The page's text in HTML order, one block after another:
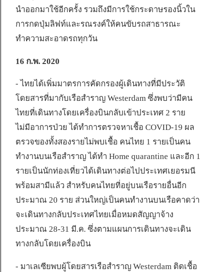
นำออกมาใช้อีกครั้ง รวมถึงมีการใช้กระดาษรองนิ้วใน
การกดปุ่มลิฟท์และรณรงค์ให้คนขับรถสาธารณะ
ทำความสะอาดรถทุกวัน
16 ก.พ. 2020
- ไทยได้เพิ่มมาตรการคัดกรองผู้เดินทางที่มีประวัติ
โดยสารที่มากับเรือสำราญ Westerdam ซึ่งพบว่ามีคน
ไทยที่เดินทางโดยเครื่องบินกลับเข้าประเทศ 2 ราย
ไม่มีอาการป่วย ได้ทำการตรวจหาเชื้อ COVID-19 ผล
ตรวจของทั้งสองรายไม่พบเชื้อ คนไทย 1 รายเป็นคน
ทำงานบนเรือสำราญ ได้ทำ Home quarantine และอีก 1
รายเป็นนักท่องเที่ยวได้เดินทางต่อไปประเทศเยอรมนี
พร้อมสามีแล้ว สำหรับคนไทยที่อยู่บนเรือรายอื่นอีก
ประมาณ 20 ราย ส่วนใหญ่เป็นคนทำงานบนเรือคาดว่า
จะเดินทางกลับประเทศไทยเมื่อหมดสัญญาจ้าง
ประมาณ 28-31 มี.ค. ซึ่งตามแผนการเดินทางจะเดิน
ทางกลับโดยเครื่องบิน
- มาเลเซียพบผู้โดยสารเรือสำราญ Westerdam ติดเชื้อ